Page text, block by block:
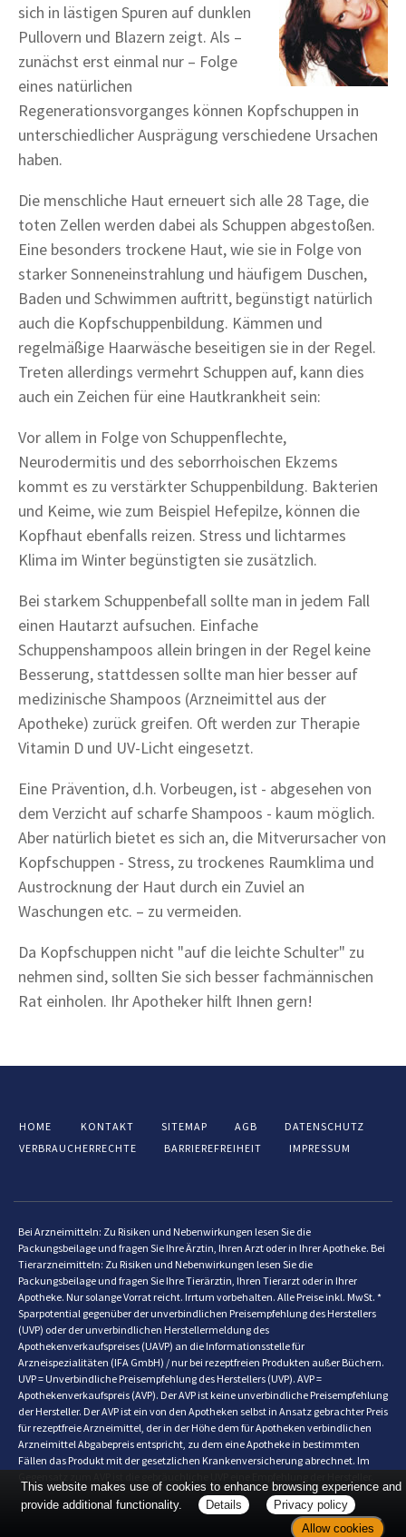
sich in lästigen Spuren auf dunklen
Pullovern und Blazern zeigt. Als –
zunächst erst einmal nur – Folge
eines natürlichen
Regenerationsvorganges können Kopfschuppen in
unterschiedlicher Ausprägung verschiedene Ursachen
haben.
Die menschliche Haut erneuert sich alle 28 Tage, die
toten Zellen werden dabei als Schuppen abgestoßen.
Eine besonders trockene Haut, wie sie in Folge von
starker Sonneneinstrahlung und häufigem Duschen,
Baden und Schwimmen auftritt, begünstigt natürlich
auch die Kopfschuppenbildung. Kämmen und
regelmäßige Haarwäsche beseitigen sie in der Regel.
Treten allerdings vermehrt Schuppen auf, kann dies
auch ein Zeichen für eine Hautkrankheit sein:
Vor allem in Folge von Schuppenflechte,
Neurodermitis und des seborrhoischen Ekzems
kommt es zu verstärkter Schuppenbildung. Bakterien
und Keime, wie zum Beispiel Hefepilze, können die
Kopfhaut ebenfalls reizen. Stress und lichtarmes
Klima im Winter begünstigten sie zusätzlich.
Bei starkem Schuppenbefall sollte man in jedem Fall
einen Hautarzt aufsuchen. Einfache
Schuppenshampoos allein bringen in der Regel keine
Besserung, stattdessen sollte man hier besser auf
medizinische Shampoos (Arzneimittel aus der
Apotheke) zurück greifen. Oft werden zur Therapie
Vitamin D und UV-Licht eingesetzt.
Eine Prävention, d.h. Vorbeugen, ist - abgesehen von
dem Verzicht auf scharfe Shampoos - kaum möglich.
Aber natürlich bietet es sich an, die Mitverursacher von
Kopfschuppen - Stress, zu trockenes Raumklima und
Austrocknung der Haut durch ein Zuviel an
Waschungen etc. – zu vermeiden.
Da Kopfschuppen nicht "auf die leichte Schulter" zu
nehmen sind, sollten Sie sich besser fachmännischen
Rat einholen. Ihr Apotheker hilft Ihnen gern!
HOME KONTAKT SITEMAP AGB
DATENSCHUTZ
VERBRAUCHERRECHTE
BARRIEREFREIHEIT IMPRESSUM
Bei Arzneimitteln: Zu Risiken und Nebenwirkungen lesen Sie die
Packungsbeilage und fragen Sie Ihre Ärztin, Ihren Arzt oder in Ihrer Apotheke. Bei
Tierarzneimitteln: Zu Risiken und Nebenwirkungen lesen Sie die
Packungsbeilage und fragen Sie Ihre Tierärztin, Ihren Tierarzt oder in Ihrer
Apotheke. Nur solange Vorrat reicht. Irrtum vorbehalten. Alle Preise inkl. MwSt. *
Sparpotential gegenüber der unverbindlichen Preisempfehlung des Herstellers
(UVP) oder der unverbindlichen Herstellermeldung des
Apothekenverkaufspreises (UAVP) an die Informationsstelle für
Arzneispezialitäten (IFA GmbH) / nur bei rezeptfreien Produkten außer Büchern.
UVP = Unverbindliche Preisempfehlung des Herstellers (UVP). AVP =
Apothekenverkaufspreis (AVP). Der AVP ist keine unverbindliche Preisempfehlung
der Hersteller. Der AVP ist ein von den Apotheken selbst in Ansatz gebrachter Preis
für rezeptfreie Arzneimittel, der in der Höhe dem für Apotheken verbindlichen
Arzneimittel Abgabepreis entspricht, zu dem eine Apotheke in bestimmten
Fällen das Produkt mit der gesetzlichen Krankenversicherung abrechnet. Im
This website makes use of cookies to enhance browsing experience and
provide additional functionality.
Details
Privacy policy
Allow cookies